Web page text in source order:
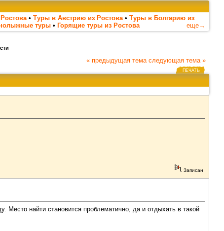
• Туры в Австрию из Ростова • Туры в Болгарию из
туры • Горящие туры из Ростова еще→
« предыдущая тема следующая тема »
ПЕЧАТЬ
Записан
Место найти становится проблематично, да и отдыхать в такой